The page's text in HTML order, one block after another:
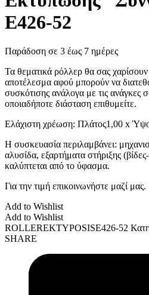
Ε426-52
Παράδοση σε 3 έως 7 ημέρες
Τα θεματικά ρόλλερ θα σας
αποτέλεσμα αφού μπορούν να
συσκότισης ανάλογα με τις ανάγκες
οποιαδήποτε διάσταση επιθυμείτε.
Ελάχιστη χρέωση: Πλάτος1,00 x
Η συσκευασία περιλαμβάνει:
αλυσίδα, εξαρτήματα στήριξης
καλύπτεται από το ύφασμα.
Για την τιμή επικοινωνήστε μαζί μας.
Add to Wishlist
Add to Wishlist
ROLLEREKTYPOSISΕ426-52
SHARE